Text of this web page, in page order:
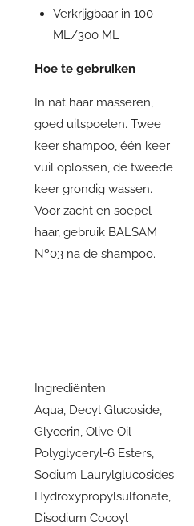
Verkrijgbaar in 100
ML/300 ML
Hoe te gebruiken
In nat haar masseren,
goed uitspoelen. Twee
keer shampoo, één keer
vuil oplossen, de tweede
keer grondig wassen.
Voor zacht en soepel
haar, gebruik BALSAM
Nº03 na de shampoo.
Ingrediënten:
Aqua, Decyl Glucoside,
Glycerin, Olive Oil
Polyglyceryl-6 Esters,
Sodium Laurylglucosides
Hydroxypropylsulfonate,
Disodium Cocoyl